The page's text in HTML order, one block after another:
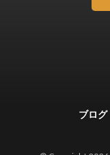
ブログ